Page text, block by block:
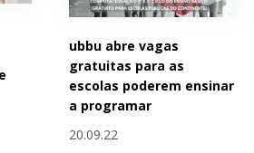
ubbu abre vagas
gratuitas para as
escolas poderem ensinar
a programar
20.09.22